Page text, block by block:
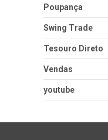
Poupança
Swing Trade
Tesouro Direto
Vendas
youtube